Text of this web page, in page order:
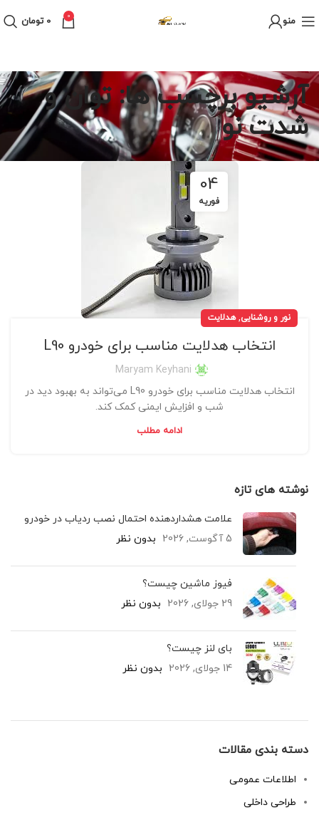
منو 0
0 تومان
آرشیو برچسب ها: توان و
شدت نو
04
فوریه
نور و روشنایی,هدلایت
انتخاب هدلایت مناسب برای خودرو L90
Maryam Keyhani
انتخاب هدلایت مناسب برای خودرو L90 می‌تواند به بهبود دید در
شب و افزایش ایمنی کمک کند.
ادامه مطلب
نوشته های تازه
علامت هشداردهنده احتمال نصب ردیاب در خودرو
5 آگوست, 2026
بدون نظر
فیوز ماشین چیست؟
29 جولای, 2026
بدون نظر
بای لنز چیست؟
14 جولای, 2026
بدون نظر
دسته بندی مقالات
اطلاعات عمومی
طراحی داخلی